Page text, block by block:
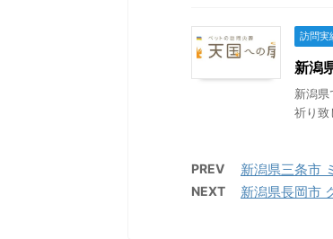
訪問実
新潟
新潟県
祈り致
PREV 新潟県三条市
NEXT 新潟県長岡市